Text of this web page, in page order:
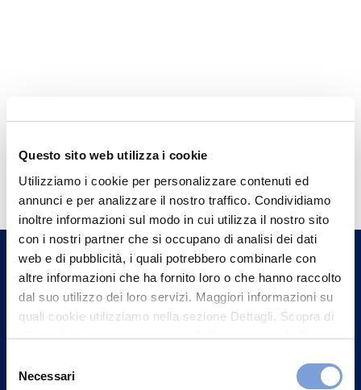
Questo sito web utilizza i cookie
Utilizziamo i cookie per personalizzare contenuti ed
annunci e per analizzare il nostro traffico. Condividiamo
inoltre informazioni sul modo in cui utilizza il nostro sito
con i nostri partner che si occupano di analisi dei dati
web e di pubblicità, i quali potrebbero combinarle con
altre informazioni che ha fornito loro o che hanno raccolto
dal suo utilizzo dei loro servizi. Maggiori informazioni su
quali cookie utilizziamo nella sezione Dettagli. Scopra di
più su chi siamo, come può contattarci e come trattiamo i
può trovare nel footer del sito nella sezione "Informativa
delNecessari
Hai bisogno di
informazioni?
Trova l'Agenzia più vicina a te e parla con
un nostro Agente.
Contattaci